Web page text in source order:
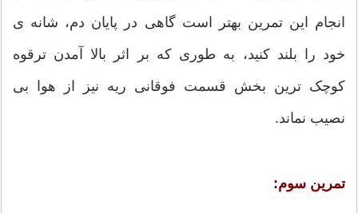
انجام این تمرین بهتر است گاهی در پایان دم، شانه ی
خود را بلند کنید، به طوری که بر اثر بالا آمدن ترقوه
کوچک ترین بخش قسمت فوقانی ریه نیز از هوا بی
نصیب نماند.
تمرین سوم: